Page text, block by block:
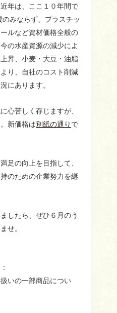
年は、ここ１０年間で
みならず、プラスチッ
ルなど資材価格全般の
の水産資源の減少によ
昇、小麦・大豆・油脂
り、自社のコスト削減
にあります。
心苦しく存じますが、
新価格は別紙の通り で
足の向上を目指して、
のための企業努力を継
したら、ぜひ６月のう
せ。
いの一部商品につい